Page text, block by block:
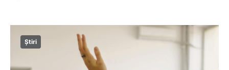
Știri